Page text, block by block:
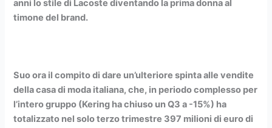
anni lo stile di Lacoste diventando la prima donna al
timone del brand.
Suo ora il compito di dare un’ulteriore spinta alle vendite
della casa di moda italiana, che, in periodo complesso per
l’intero gruppo (Kering ha chiuso un Q3 a -15%) ha
totalizzato nel solo terzo trimestre 397 milioni di euro di